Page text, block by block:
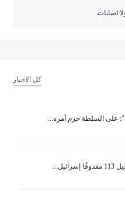
اصابات
كل الاخبار
على السلطة حزم أمره...